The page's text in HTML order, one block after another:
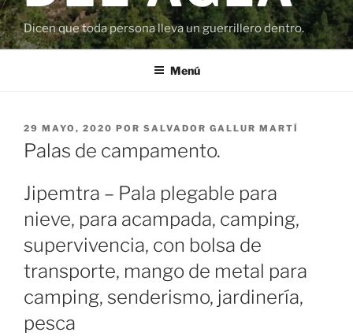
Dicen que toda persona lleva un guerrillero dentro.
Menú
PUBLICADO
EL
29 MAYO, 2020 POR SALVADOR GALLUR MARTÍ
Palas de campamento.
Jipemtra – Pala plegable para
nieve, para acampada, camping,
supervivencia, con bolsa de
transporte, mango de metal para
camping, senderismo, jardinería,
pesca